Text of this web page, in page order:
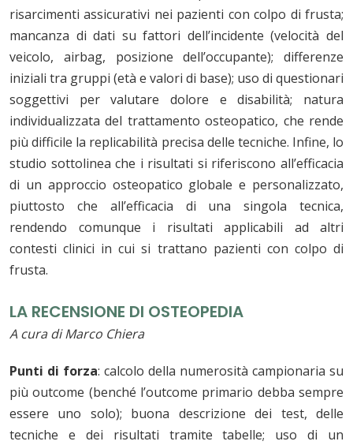
risarcimenti assicurativi nei pazienti con colpo di frusta;
mancanza di dati su fattori dell’incidente (velocità del
veicolo, airbag, posizione dell’occupante); differenze
iniziali tra gruppi (età e valori di base); uso di questionari
soggettivi per valutare dolore e disabilità; natura
individualizzata del trattamento osteopatico, che rende
più difficile la replicabilità precisa delle tecniche. Infine, lo
studio sottolinea che i risultati si riferiscono all’efficacia
di un approccio osteopatico globale e personalizzato,
piuttosto che all’efficacia di una singola tecnica,
rendendo comunque i risultati applicabili ad altri
contesti clinici in cui si trattano pazienti con colpo di
frusta.
LA RECENSIONE DI OSTEOPEDIA
A cura di Marco Chiera
Punti di forza: calcolo della numerosità campionaria su
più outcome (benché l’outcome primario debba sempre
essere uno solo); buona descrizione dei test, delle
tecniche e dei risultati tramite tabelle; uso di un